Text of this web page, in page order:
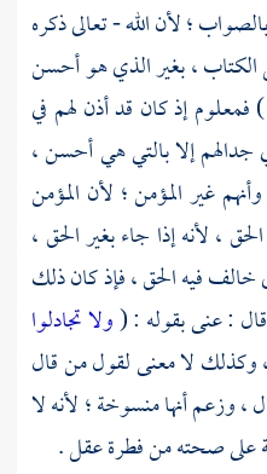
؛ لأن الله - تعالى ذكره
، بغير الذي هو أحسن
) فمعلوم إذ كان قد أذن لهم في
جدالهم إلا بالتي هي أحسن ،
غير المؤمن ؛ لأن المؤمن
، لأنه إذا جاء بغير الحق ،
فيه الحق ، فإذ كان ذلك
: عنى بقوله : (ولا تجادلوا
وكذلك لا معنى لقول من قال
، وزعم أنها منسوخة ؛ لأنه لا
على صحته من فطرة عقل .